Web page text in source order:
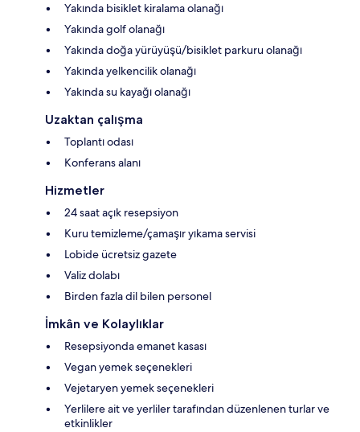
Yakında bisiklet kiralama olanağı
Yakında golf olanağı
Yakında doğa yürüyüşü/bisiklet parkuru olanağı
Yakında yelkencilik olanağı
Yakında su kayağı olanağı
Uzaktan çalışma
Toplantı odası
Konferans alanı
Hizmetler
24 saat açık resepsiyon
Kuru temizleme/çamaşır yıkama servisi
Lobide ücretsiz gazete
Valiz dolabı
Birden fazla dil bilen personel
İmkân ve Kolaylıklar
Resepsiyonda emanet kasası
Vegan yemek seçenekleri
Vejetaryen yemek seçenekleri
Yerlilere ait ve yerliler tarafından düzenlenen turlar ve
etkinlikler